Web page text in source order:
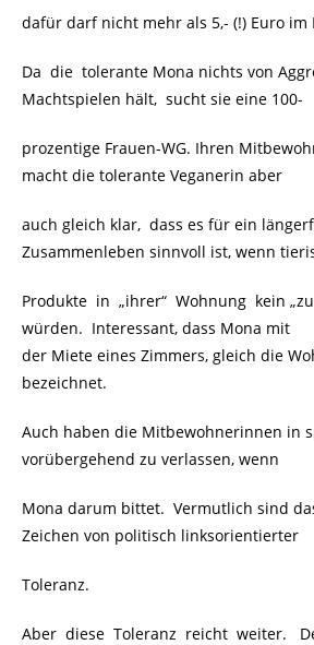
dafür darf nicht mehr als 5,- (!) Euro im
Da die tolerante Mona nichts von
Machtspielen hält, sucht sie eine 100-
prozentige Frauen-WG. Ihren
macht die tolerante Veganerin aber
auch gleich klar, dass es für ein
Zusammenleben sinnvoll ist, wenn
Produkte in „ihrer“ Wohnung kein „zu
würden. Interessant, dass Mona mit
der Miete eines Zimmers, gleich die
bezeichnet.
Auch haben die Mitbewohnerinnen in
vorübergehend zu verlassen, wenn
Mona darum bittet. Vermutlich sind
Zeichen von politisch linksorientierter
Toleranz.
Aber diese Toleranz reicht weiter.